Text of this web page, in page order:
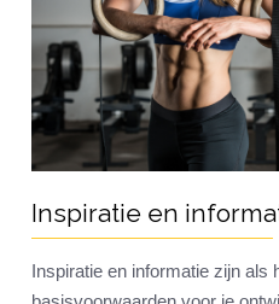
Inspiratie en
Inspiratie en informatie zijn als